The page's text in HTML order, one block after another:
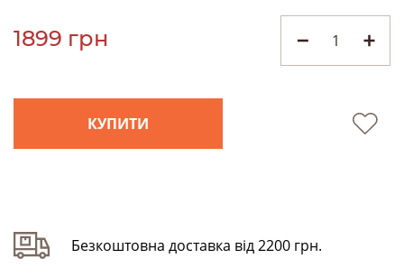
1899 грн
КУПИТИ
Безкоштовна доставка від 2200 грн.